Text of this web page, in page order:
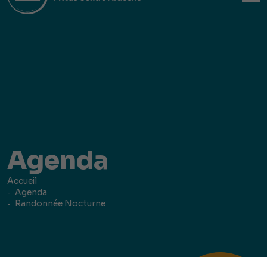
Agenda
Accueil
Agenda
Randonnée Nocturne